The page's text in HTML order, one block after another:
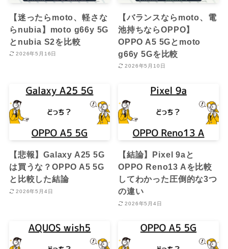
【迷ったらmoto、軽さな
らnubia】moto g66y 5G
とnubia S2を比較
2026年5月16日
【バランスならmoto、電
池持ちならOPPO】
OPPO A5 5Gとmoto
g66y 5Gを比較
2026年5月10日
【悲報】Galaxy A25 5G
は買うな？OPPO A5 5G
と比較した結論
2026年5月4日
【結論】Pixel 9aと
OPPO Reno13 Aを比較
してわかった圧倒的な3つ
の違い
2026年5月4日